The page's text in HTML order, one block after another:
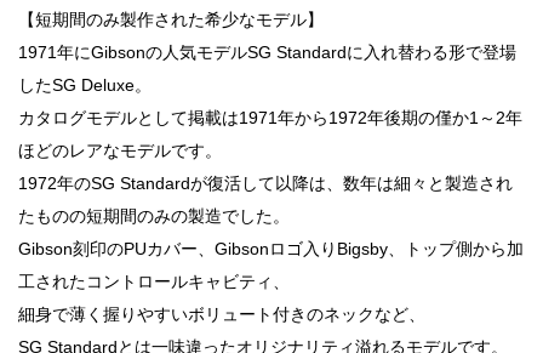
【短期間のみ製作された希少なモデル】
1971年にGibsonの人気モデルSG Standardに入れ替わる形で登場
したSG Deluxe。
カタログモデルとして掲載は1971年から1972年後期の僅か1～2年
ほどのレアなモデルです。
1972年のSG Standardが復活して以降は、数年は細々と製造され
たものの短期間のみの製造でした。
Gibson刻印のPUカバー、Gibsonロゴ入りBigsby、トップ側から加
工されたコントロールキャビティ、
細身で薄く握りやすいボリュート付きのネックなど、
SG Standardとは一味違ったオリジナリティ溢れるモデルです。